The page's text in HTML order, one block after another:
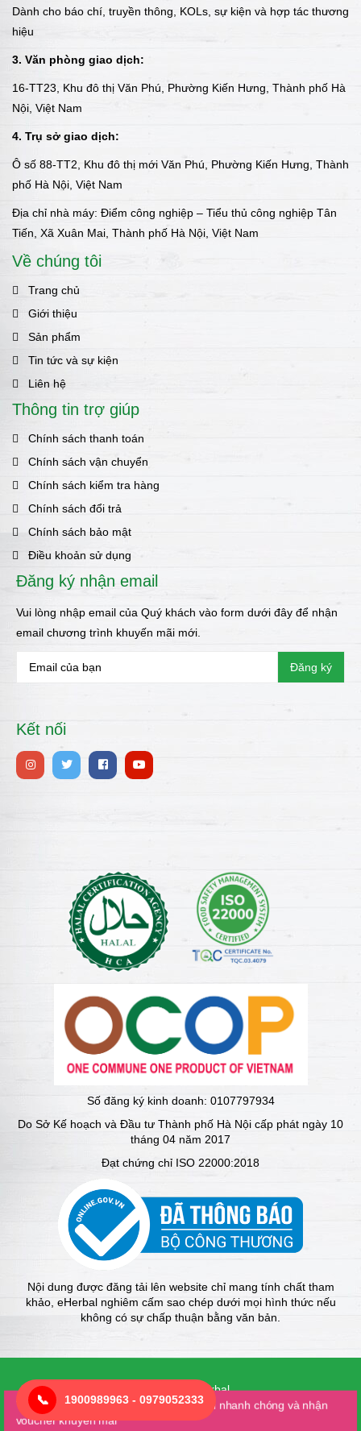
📞 1900989963 - 0979052333
Dành cho báo chí, truyền thông, KOLs, sự kiện và hợp tác thương
hiệu
3. Văn phòng giao dịch:
16-TT23, Khu đô thị Văn Phú, Phường Kiến Hưng, Thành phố Hà
Nội, Việt Nam
4. Trụ sở giao dịch:
Ô số 88-TT2, Khu đô thị mới Văn Phú, Phường Kiến Hưng, Thành
phố Hà Nội, Việt Nam
Địa chỉ nhà máy: Điểm công nghiệp – Tiểu thủ công nghiệp Tân
Tiến, Xã Xuân Mai, Thành phố Hà Nội, Việt Nam
Về chúng tôi
Trang chủ
Giới thiệu
Sản phẩm
Tin tức và sự kiện
Liên hệ
Thông tin trợ giúp
Chính sách thanh toán
Chính sách vận chuyển
Chính sách kiểm tra hàng
Chính sách đổi trả
Chính sách bảo mật
Điều khoản sử dụng
Đăng ký nhận email
Vui lòng nhập email của Quý khách vào form dưới đây để nhận
email chương trình khuyến mãi mới.
Kết nối
Số đăng ký kinh doanh: 0107797934
Do Sở Kế hoạch và Đầu tư Thành phố Hà Nội cấp phát ngày 10
tháng 04 năm 2017
Đạt chứng chỉ ISO 22000:2018
Nội dung được đăng tải lên website chỉ mang tính chất tham
khảo, eHerbal nghiêm cấm sao chép dưới mọi hình thức nếu
không có sự chấp thuận bằng văn bản.
© 2025 của Eherbal
Thiết kế bởi Creative Vietnam
Tải app: eherbal để mua hàng một cách nhanh chóng và nhận
voucher khuyến mãi